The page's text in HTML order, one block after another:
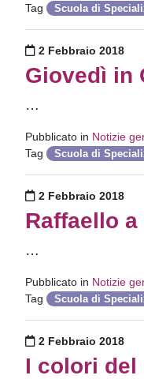
Tag
Scuola di
Pubblicato il
2 Febbraio 2018
Giovedì in
…
Pubblicato in Notizie
Tag
Scuola di
Pubblicato il
2 Febbraio 2018
Raffaello
…
Pubblicato in Notizie
Tag
Scuola di
Pubblicato il
2 Febbraio 2018
I colori del